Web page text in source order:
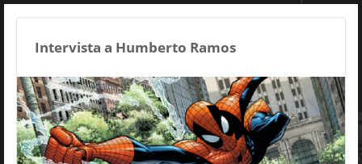
Intervista a Humberto Ramos